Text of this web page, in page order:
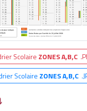
Scolaire ZONES A,B,C
Scolaire ZONES A,B,C